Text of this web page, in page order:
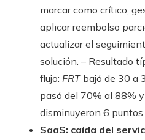
marcar como crítico,
aplicar reembolso
actualizar el
solución. – Resultado
flujo: FRTbajó de 30 a
pasó del 70% al 88%
disminuyeron 6 puntos.
SaaS: caída del